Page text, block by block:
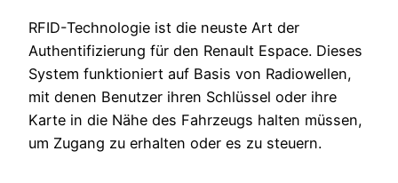
RFID-Technologie ist die neuste Art der
Authentifizierung für den Renault Espace. Dieses
System funktioniert auf Basis von Radiowellen,
mit denen Benutzer ihren Schlüssel oder ihre
Karte in die Nähe des Fahrzeugs halten müssen,
um Zugang zu erhalten oder es zu steuern.